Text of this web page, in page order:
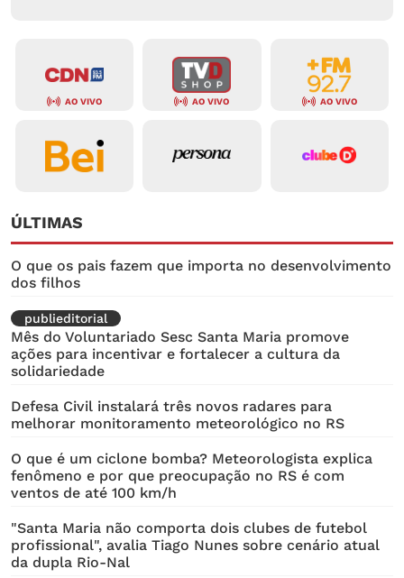
AO VIVO AO VIVO AO VIVO
ÚLTIMAS
O que os pais fazem que importa no desenvolvimento
dos filhos
publieditorial
Mês do Voluntariado Sesc Santa Maria promove
ações para incentivar e fortalecer a cultura da
solidariedade
Defesa Civil instalará três novos radares para
melhorar monitoramento meteorológico no RS
O que é um ciclone bomba? Meteorologista explica
fenômeno e por que preocupação no RS é com
ventos de até 100 km/h
"Santa Maria não comporta dois clubes de futebol
profissional", avalia Tiago Nunes sobre cenário atual
da dupla Rio-Nal